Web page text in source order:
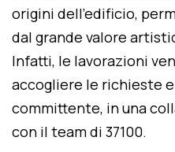
origini dell'edificio,
dal grande valore
Infatti, le lavorazioni
accogliere le richieste
committente, in una
con il team di 37100.